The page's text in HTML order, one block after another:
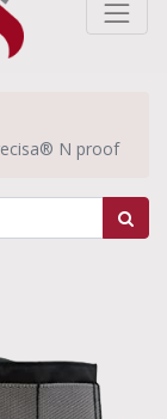
N proof